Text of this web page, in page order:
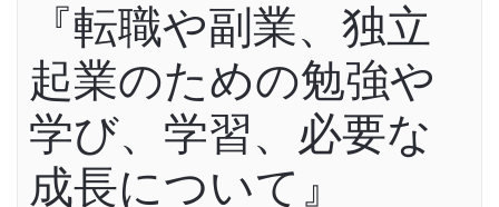
『転職や副業、独立
起業のための勉強や
学び、学習、必要な
成長について』